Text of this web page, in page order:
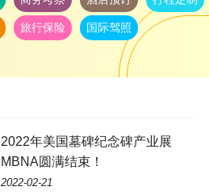
旅行保险 国际驾照
2022年美国墓碑纪念碑产业展
MBNA圆满结束！
2022-02-21